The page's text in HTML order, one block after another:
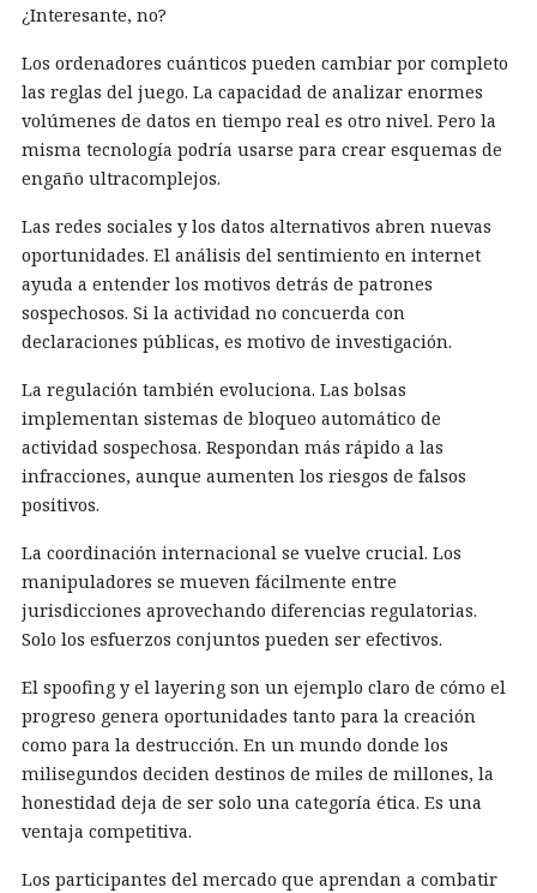
¿Interesante, no?
Los ordenadores cuánticos pueden cambiar por completo
las reglas del juego. La capacidad de analizar enormes
volúmenes de datos en tiempo real es otro nivel. Pero la
misma tecnología podría usarse para crear esquemas de
engaño ultracomplejos.
Las redes sociales y los datos alternativos abren nuevas
oportunidades. El análisis del sentimiento en internet
ayuda a entender los motivos detrás de patrones
sospechosos. Si la actividad no concuerda con
declaraciones públicas, es motivo de investigación.
La regulación también evoluciona. Las bolsas
implementan sistemas de bloqueo automático de
actividad sospechosa. Respondan más rápido a las
infracciones, aunque aumenten los riesgos de falsos
positivos.
La coordinación internacional se vuelve crucial. Los
manipuladores se mueven fácilmente entre
jurisdicciones aprovechando diferencias regulatorias.
Solo los esfuerzos conjuntos pueden ser efectivos.
El spoofing y el layering son un ejemplo claro de cómo el
progreso genera oportunidades tanto para la creación
como para la destrucción. En un mundo donde los
milisegundos deciden destinos de miles de millones, la
honestidad deja de ser solo una categoría ética. Es una
ventaja competitiva.
Los participantes del mercado que aprendan a combatir